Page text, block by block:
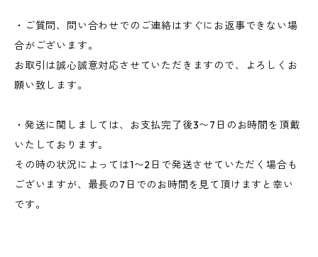
・ご質問、問い合わせでのご連絡はすぐにお返事できない場
合がございます。
お取引は誠心誠意対応させていただきますので、よろしくお
願い致します。
・発送に関しましては、お支払完了後3〜7日のお時間を頂戴
いたしております。
その時の状況によっては1〜2日で発送させていただく場合も
ございますが、最長の7日でのお時間を見て頂けますと幸い
です。